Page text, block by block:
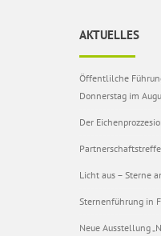
AKTUELLES
Öffentlilche
Donnerstag im
Der
Licht aus – Sterne
Sternenführung in
Neue Ausstellung